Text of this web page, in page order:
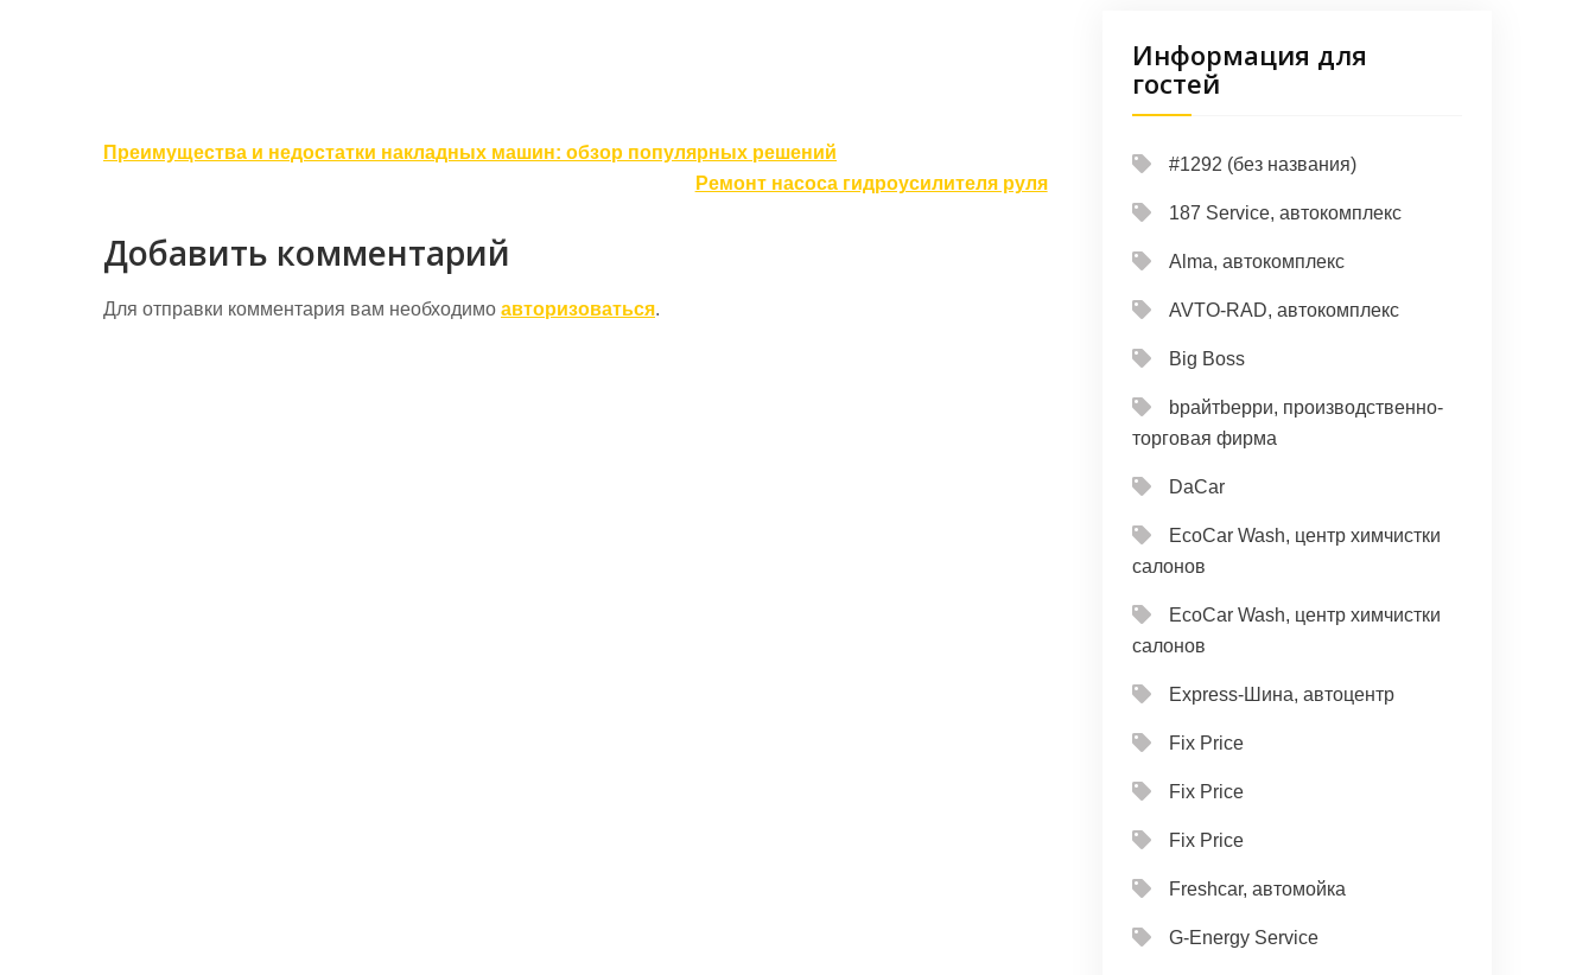
Навигация
Преимущества и недостатки накладных машин: обзор популярных решений
Ремонт насоса гидроусилителя руля
Добавить комментарий
Для отправки комментария вам необходимо авторизоваться.
Информация для
гостей
#1292 (без названия)
187 Service, автокомплекс
Alma, автокомплекс
AVTO-RAD, автокомплекс
Big Boss
bрайтbерри, производственно-
торговая фирма
DaCar
EcoCar Wash, центр химчистки
салонов
EcoCar Wash, центр химчистки
салонов
Express-Шина, автоцентр
Fix Price
Fix Price
Fix Price
Freshcar, автомойка
G-Energy Service